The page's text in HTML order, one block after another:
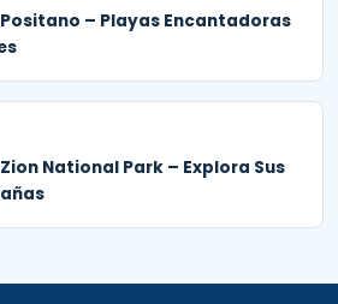
– Playas Encantadoras
National Park – Explora Sus